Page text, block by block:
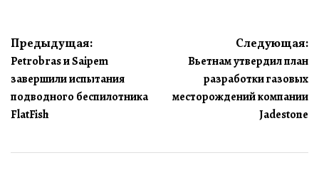
Навигация
по
записям
Предыдущая:
Petrobras и Saipem
завершили испытания
подводного беспилотника
FlatFish
Следующая:
Вьетнам утвердил план
разработки газовых
месторождений компании
Jadestone